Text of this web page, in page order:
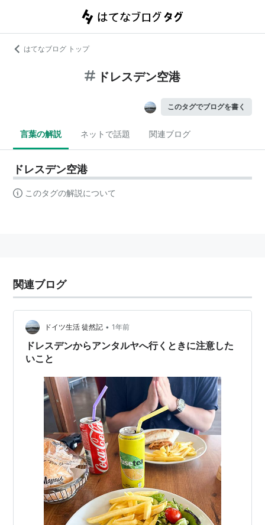
はてなブログ トップ
ドレスデン空港
このタグでブログを書く
言葉の解説 ネットで話題 関連ブログ
ドレスデン空港
このタグの解説について
関連ブログ
ドイツ生活 徒然記 • 1年前
ドレスデンからアンタルヤへ行くときに注意した
いこと